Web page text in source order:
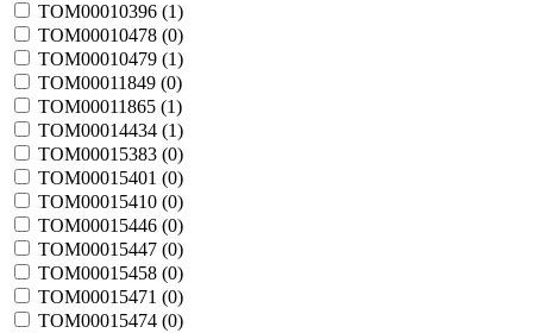
TOM00010396 (1)
TOM00010478 (0)
TOM00010479 (1)
TOM00011849 (0)
TOM00011865 (1)
TOM00014434 (1)
TOM00015383 (0)
TOM00015401 (0)
TOM00015410 (0)
TOM00015446 (0)
TOM00015447 (0)
TOM00015458 (0)
TOM00015471 (0)
TOM00015474 (0)